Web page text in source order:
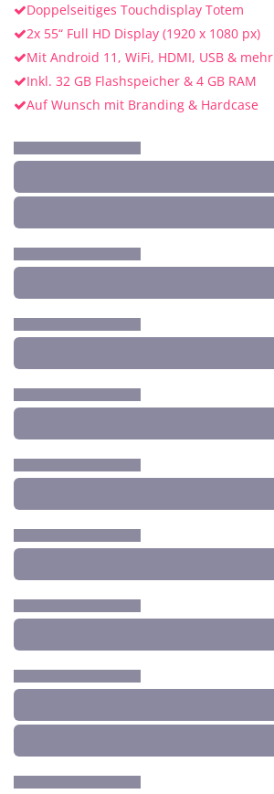
Doppelseitiges Touchdisplay Totem
2x 55“ Full HD Display (1920 x 1080 px)
Mit Android 11, WiFi, HDMI, USB & mehr
Inkl. 32 GB Flashspeicher & 4 GB RAM
Auf Wunsch mit Branding & Hardcase